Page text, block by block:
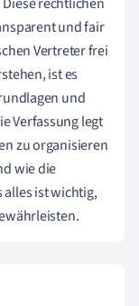
und fair
Vertreter frei
ist es
und
Verfassung legt
zu organisieren
wie die
ist wichtig,